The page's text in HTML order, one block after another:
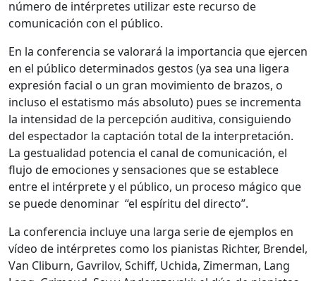
número de intérpretes utilizar este recurso de
comunicación con el público.
En la conferencia se valorará la importancia que ejercen
en el público determinados gestos (ya sea una ligera
expresión facial o un gran movimiento de brazos, o
incluso el estatismo más absoluto) pues se incrementa
la intensidad de la percepción auditiva, consiguiendo
del espectador la captación total de la interpretación.
La gestualidad potencia el canal de comunicación, el
flujo de emociones y sensaciones que se establece
entre el intérprete y el público, un proceso mágico que
se puede denominar “el espíritu del directo”.
La conferencia incluye una larga serie de ejemplos en
vídeo de intérpretes como los pianistas Richter, Brendel,
Van Cliburn, Gavrilov, Schiff, Uchida, Zimerman, Lang